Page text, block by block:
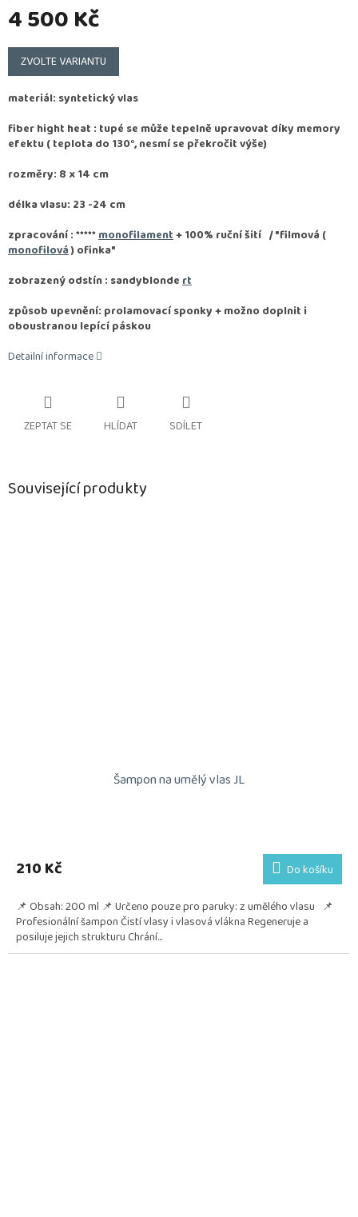
4 500 Kč
Měrná
cena:
ZVOLTE VARIANTU
materiál: syntetický vlas
fiber hight heat : tupé se může tepelně upravovat díky memory
efektu ( teplota do 130°, nesmí se překročit výše)
rozměry: 8 x 14 cm
délka vlasu: 23 -24 cm
zpracování :*****monofilament+ 100% ruční šití / "filmová (
monofilová) ofinka"
zobrazený odstín : sandyblondert
způsob upevnění: prolamovací sponky + možno doplnit i
oboustranou lepící páskou
Detailní informace
ZEPTAT SE HLÍDAT SDÍLET
Související produkty
Šampon na umělý vlas JL
210 Kč Do košíku
📌 Obsah: 200 ml 📌 Určeno pouze pro paruky: z umělého vlasu 📌
Profesionální šampon Čistí vlasy i vlasová vlákna Regeneruje a
posiluje jejich strukturu Chrání...